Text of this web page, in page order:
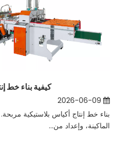
كيفية بناء خط
بناء خط إنتاج أكياس بلاستيكية
الماكينة، وإعداد من...